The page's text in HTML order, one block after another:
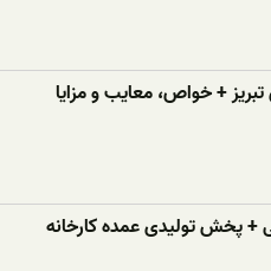
+ خواص، معایب و مزایا
+ پخش تولیدی عمده کارخانه